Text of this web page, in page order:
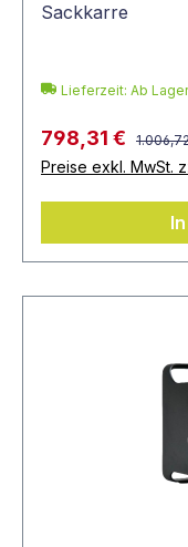
Sackkarre
Lieferzeit: Ab
798,31 €
Preise exkl. MwSt.